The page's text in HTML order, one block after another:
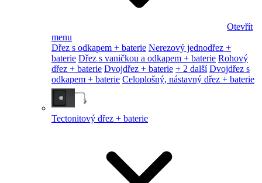
Otevřít
menu
Dřez s odkapem + baterie Nerezový jednodřez +
baterie Dřez s vaničkou a odkapem + baterie Rohový
dřez + baterie Dvojdřez + baterie + 2 další Dvojdřez s
odkapem + baterie Celoplošný, nástavný dřez + baterie
Tectonitový dřez + baterie